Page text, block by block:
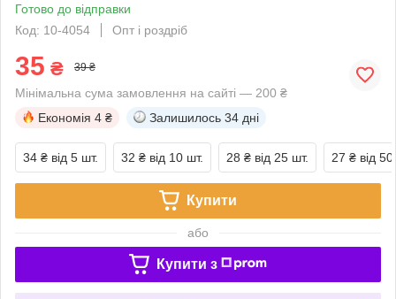
Готово до відправки
Код: 10-4054
Опт і роздріб
35 ₴ 39 ₴
Мінімальна сума замовлення на сайті — 200 ₴
Економія 4 ₴ Залишилось 34 дні
34 ₴ від 5 шт. 32 ₴ від 10 шт. 28 ₴ від 25 шт. 27 ₴ від
Купити
або
Купити з